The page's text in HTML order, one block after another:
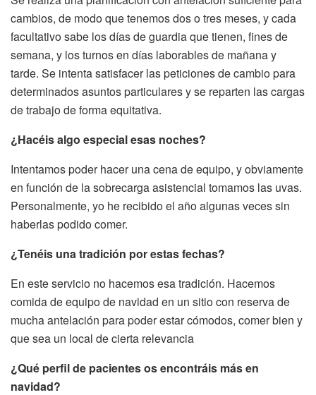
cambios, de modo que tenemos dos o tres meses, y cada
facultativo sabe los días de guardia que tienen, fines de
semana, y los turnos en días laborables de mañana y
tarde. Se intenta satisfacer las peticiones de cambio para
determinados asuntos particulares y se reparten las cargas
de trabajo de forma equitativa.
¿Hacéis algo especial esas noches?
Intentamos poder hacer una cena de equipo, y obviamente
en función de la sobrecarga asistencial tomamos las uvas.
Personalmente, yo he recibido el año algunas veces sin
haberlas podido comer.
¿Tenéis una tradición por estas fechas?
En este servicio no hacemos esa tradición. Hacemos
comida de equipo de navidad en un sitio con reserva de
mucha antelación para poder estar cómodos, comer bien y
que sea un local de cierta relevancia
¿Qué perfil de pacientes os encontráis más en
navidad?